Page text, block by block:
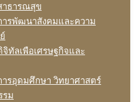
าธารณสุข
ารพัฒนาสังคมและความ
จิทัลเพือเศรษฐกิจและ
ารอุดมศึกษา วิทยาศาสตร์
รม